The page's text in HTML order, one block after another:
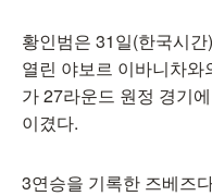
황인범은 31일(한국시
열린 야보르 이바니차
가 27라운드 원정 경기
이겼다.
3연승을 기록한 즈베즈